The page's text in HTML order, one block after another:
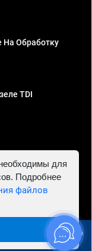
На Обработку
TDI
"Евро
для
Подробнее
файлов